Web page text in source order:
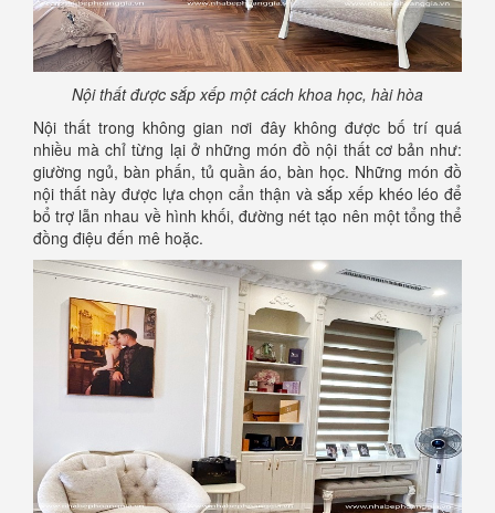
Nội thất được sắp xếp một cách khoa học, hài hòa
Nội thất trong không gian nơi đây không được bố trí quá
nhiều mà chỉ từng lại ở những món đồ nội thất cơ bản như:
giường ngủ, bàn phấn, tủ quần áo, bàn học. Những món đồ
nội thất này được lựa chọn cẩn thận và sắp xếp khéo léo để
bổ trợ lẫn nhau về hình khối, đường nét tạo nên một tổng thể
đồng điệu đến mê hoặc.